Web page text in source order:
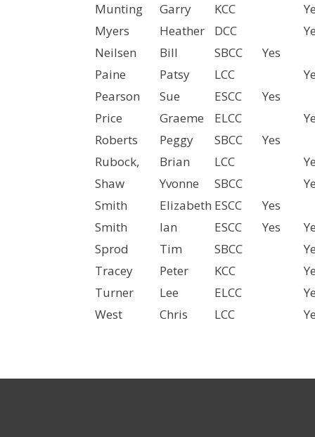
Munting
Garry KCC
Myers
Heather DCC
Neilsen
Bill SBCC
Yes
Paine
Patsy LCC
Pearson
Sue ESCC
Yes
Price
Graeme ELCC
Roberts
Peggy SBCC
Yes
Rubock,
Brian LCC
Shaw
Yvonne SBCC
Smith
Elizabeth ESCC
Yes
Smith
Ian ESCC Yes
Sprod
Tim SBCC
Tracey
Peter KCC
Turner
Lee ELCC
West
Chris LCC